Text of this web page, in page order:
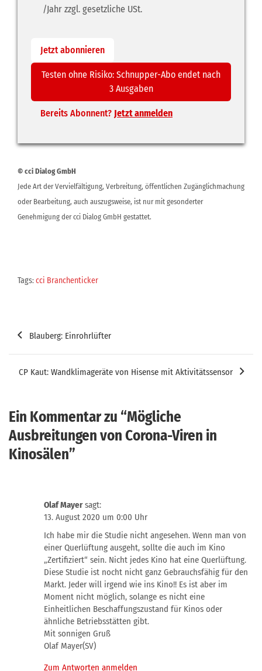
/Jahr zzgl. gesetzliche USt.
Jetzt abonnieren
Testen ohne Risiko: Schnupper-Abo endet nach
3 Ausgaben
Bereits Abonnent? Jetzt anmelden
© cci Dialog GmbH
Jede Art der Vervielfältigung, Verbreitung, öffentlichen Zugänglichmachung
oder Bearbeitung, auch auszugsweise, ist nur mit gesonderter
Genehmigung der cci Dialog GmbH gestattet.
Tags:cci Branchenticker
Beitragsnavigation
Blauberg: Einrohrlüfter
CP Kaut: Wandklimageräte von Hisense mit Aktivitätssensor
Ein Kommentar zu “Mögliche
Ausbreitungen von Corona-Viren in
Kinosälen”
Olaf Mayer sagt:
13. August 2020 um 0:00 Uhr
Ich habe mir die Studie nicht angesehen. Wenn man von
einer Querlüftung ausgeht, sollte die auch im Kino
„Zertifiziert“ sein. Nicht jedes Kino hat eine Querlüftung.
Diese Studie ist nocht nicht ganz Gebrauchsfähig für den
Markt. Jeder will irgend wie ins Kino!! Es ist aber im
Moment nicht möglich, solange es nicht eine
Einheitlichen Beschaffungszustand für Kinos oder
ähnliche Betriebsstätten gibt.
Mit sonnigen Gruß
Olaf Mayer(SV)
Zum Antworten anmelden